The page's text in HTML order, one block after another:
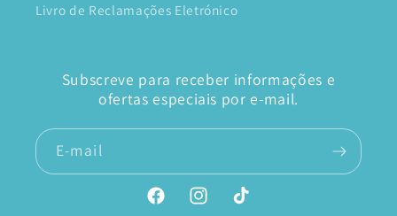
Livro de Reclamações Eletrónico
Subscreve para receber informações e
ofertas especiais por e-mail.
E-mail
FacebookInstagramTikTok